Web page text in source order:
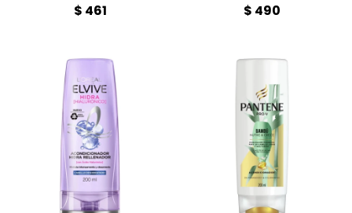
$ 461 $ 490
¿Pelo deshidratado?
Recuperá la vida de tu
melena con el
Acondicionador Elvive
Hidra Hialurónico 200ml.
Hidratación profunda por
72h, brillo espejo y
suavidad sin pesadez.
¡Efecto relleno inmediato!
Comprá online al mejor
precio en Farmacia Goes.
✨
Formulado con extracto de
bambú y la exclusiva Pro-
Vitamina de Pantene, este
acondicionador ayuda a
fortalecer tu pelo desde la
raíz hasta las puntas,
protegiéndolo de los
daños y la caída.